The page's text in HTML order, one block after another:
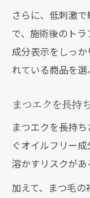
キング
自まつ毛を
まつエ
ア法
使い方
まつエ
係
まつエ
イント
さらに、低刺激
で、施術後のト
成分表示をしっ
れている商品を選
まつエクを長持
まつエクを長持
ぐオイルフリー
溶かすリスクがあ
加えて、まつ毛